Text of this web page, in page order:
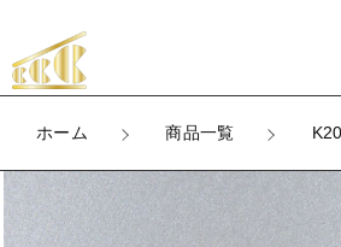
ホーム 商品一覧
カートに商品を追加しました
数量
お気に入り すべて
★訳ありアウトレ
こだわり検索